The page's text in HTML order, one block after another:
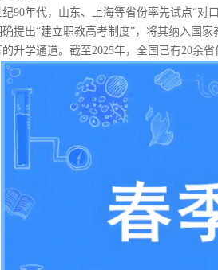
90年代，山东、上海等省份率先试点“
提出“建立职教高考制度”，将其纳入国
升学通道。截至2025年，全国已有20余